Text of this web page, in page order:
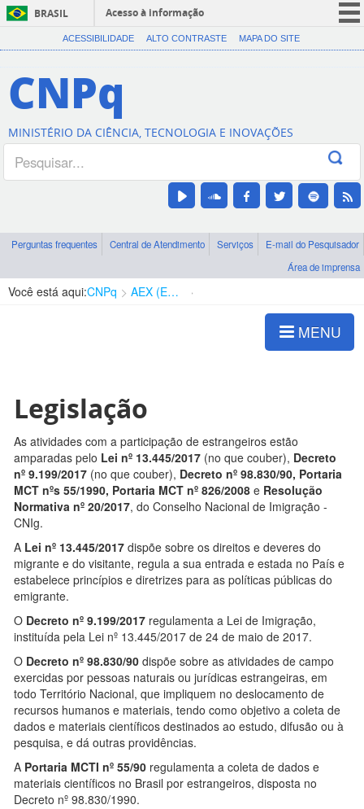
BRASIL
Acesso à informação
CORONAVÍRUS (COVID-19)
Canais
ACESSIBILIDADE ALTO CONTRASTE MAPA DO SITE
CNPq
MINISTÉRIO DA CIÊNCIA, TECNOLOGIA E INOVAÇÕES
Perguntas frequentes Central de Atendimento Serviços
E-mail do Pesquisador
Área de imprensa
Você está aqui:CNPq AEX (Expedição Científica)
MENU
Legislação
As atividades com a participação de estrangeiros estão
amparadas pelo Lei nº 13.445/2017 (no que couber), Decreto
nº 9.199/2017 (no que couber), Decreto nº 98.830/90, Portaria
MCT nºs 55/1990, Portaria MCT nº 826/2008 e Resolução
Normativa nº 20/2017, do Conselho Nacional de Imigração -
CNIg.
A Lei nº 13.445/2017 dispõe sobre os direitos e deveres do
migrante e do visitante, regula a sua entrada e estada no País e
estabelece princípios e diretrizes para as políticas públicas do
emigrante.
O Decreto nº 9.199/2017 regulamenta a Lei de Imigração,
instituída pela Lei nº 13.445/2017 de 24 de maio de 2017.
O Decreto nº 98.830/90 dispõe sobre as atividades de campo
exercidas por pessoas naturais ou jurídicas estrangeiras, em
todo Território Nacional, que impliquem no deslocamento de
recursos humanos e materiais, tendo como objetivo a coleta de
dados e materiais científicos destinados ao estudo, difusão ou à
pesquisa, e dá outras providências.
A Portaria MCTI nº 55/90 regulamenta a coleta de dados e
materiais científicos no Brasil por estrangeiros, disposta no
Decreto nº 98.830/1990.